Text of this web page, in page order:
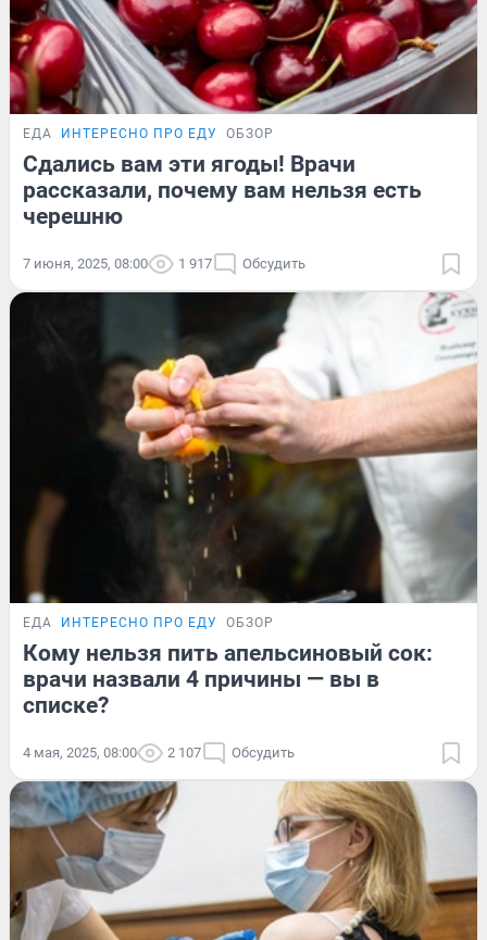
ЕДА ИНТЕРЕСНО ПРО ЕДУ ОБЗОР
Сдались вам эти ягоды! Врачи
рассказали, почему вам нельзя есть
черешню
7 июня, 2025, 08:00 1 917 Обсудить
ЕДА ИНТЕРЕСНО ПРО ЕДУ ОБЗОР
Кому нельзя пить апельсиновый сок:
врачи назвали 4 причины — вы в
списке?
4 мая, 2025, 08:00 2 107 Обсудить